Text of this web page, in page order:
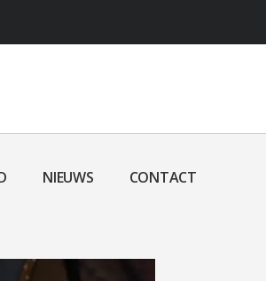
NIEUWS CONTACT